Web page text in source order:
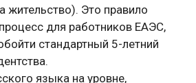
жительство). Это правило
для работников ЕАЭС,
стандартный 5-летний
языка на уровне,